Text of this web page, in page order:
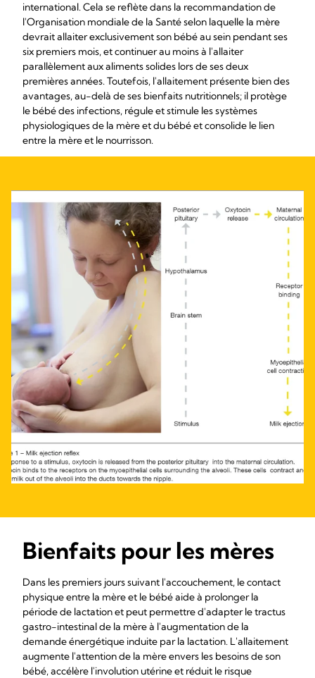
international. Cela se reflète dans la recommandation de
l'Organisation mondiale de la Santé selon laquelle la mère
devrait allaiter exclusivement son bébé au sein pendant ses
six premiers mois, et continuer au moins à l'allaiter
parallèlement aux aliments solides lors de ses deux
premières années. Toutefois, l'allaitement présente bien des
avantages, au-delà de ses bienfaits nutritionnels; il protège
le bébé des infections, régule et stimule les systèmes
physiologiques de la mère et du bébé et consolide le lien
entre la mère et le nourrisson.
Bienfaits pour les mères
Dans les premiers jours suivant l'accouchement, le contact
physique entre la mère et le bébé aide à prolonger la
période de lactation et peut permettre d'adapter le tractus
gastro-intestinal de la mère à l'augmentation de la
demande énergétique induite par la lactation. L'allaitement
augmente l'attention de la mère envers les besoins de son
bébé, accélère l'involution utérine et réduit le risque